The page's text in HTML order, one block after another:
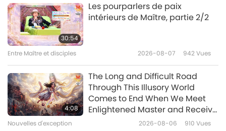
35:39
L’état actuel de notre planète
43:41
Instructions de MAPA pour une
arrivée en douceur d’un Monde
de Paix
30:54
Les pourparlers de paix
intérieurs de Maître, partie 2/2
Entre Maître et disciples 2026-08-07 942Vues
4:08
The Long and Difficult Road
Through This Illusory World
Comes to End When We Meet
Enlightened Master and Receive
Nouvelles d'exception 2026-08-06 910 Vues